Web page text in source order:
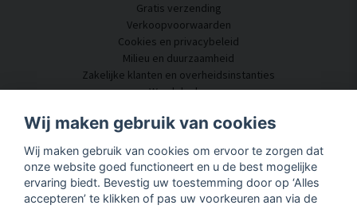
Gratis verzending
Verkoopvoorwaarden
Cookies en privacybeleid
Milieu en duurzaamheid
Zakelijke klanten en overheidsinstanties
Word dealer
Klantenservice
Neem contact met ons op
Akoestisch advies
Montage en installatie
Vragen en antwoorden
Wij maken gebruik van cookies
Wij maken gebruik van cookies om ervoor te zorgen dat
onze website goed functioneert en u de best mogelijke
ervaring biedt. Bevestig uw toestemming door op ‘Alles
accepteren’ te klikken of pas uw voorkeuren aan via de